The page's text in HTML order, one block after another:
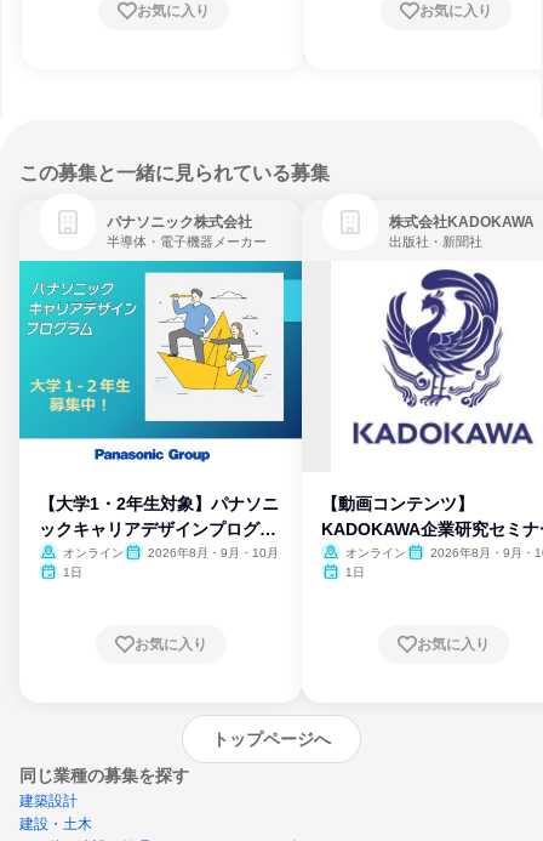
お気に入り お気に入り
この募集と一緒に見られている募集
パナソニック株式会社
半導体・電子機器メーカー
【大学1・2年生対象】パナソニ
ックキャリアデザインプログラ
ム
オンライン
2026年8月・9月・10月
1日
お気に入り
株式会社KADOKAWA
出版社・新聞社
【動画コンテンツ】
KADOKAWA企業研究セミナ
オンライン
2026年8月・9月・
1日
お気に入り
トップページへ
同じ業種の募集を探す
建築設計
建設・土木